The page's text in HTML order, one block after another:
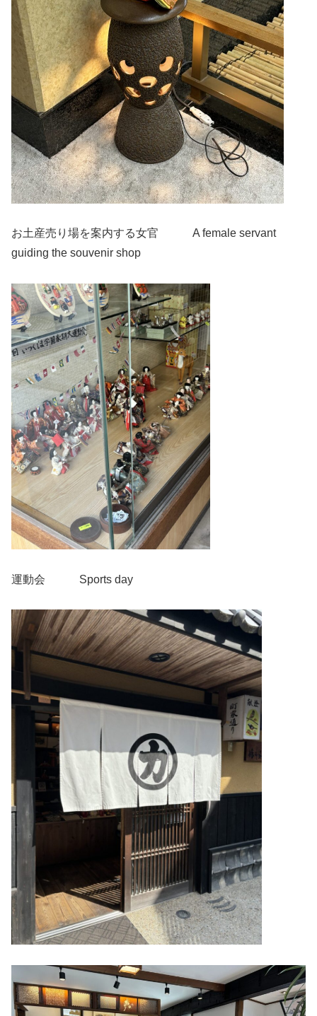
お土産売り場を案内する女官 A female servant
guiding the souvenir shop
運動会 Sports day